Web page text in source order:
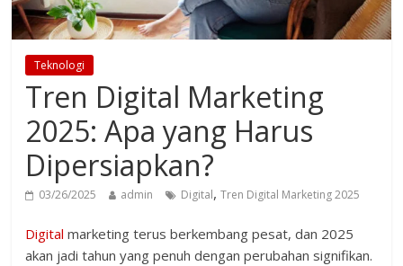
Teknologi
Tren Digital Marketing
2025: Apa yang Harus
Dipersiapkan?
03/26/2025 admin Digital,Tren Digital Marketing 2025
Digital marketing terus berkembang pesat, dan 2025
akan jadi tahun yang penuh dengan perubahan signifikan.